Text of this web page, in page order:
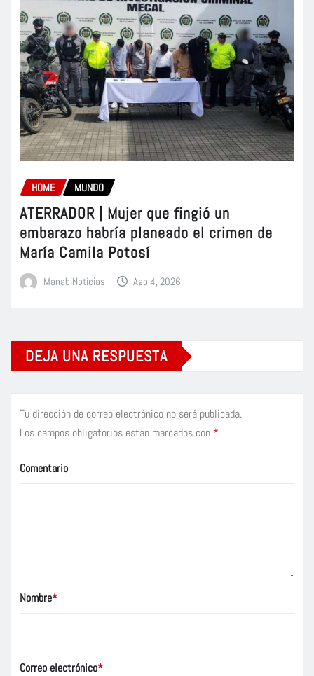
HOME MUNDO
ATERRADOR | Mujer que fingió un
embarazo habría planeado el crimen de
María Camila Potosí
ManabiNoticias Ago 4, 2026
DEJA UNA RESPUESTA
Tu dirección de correo electrónico no será publicada.
Los campos obligatorios están marcados con *
Comentario
Nombre*
Correo electrónico*